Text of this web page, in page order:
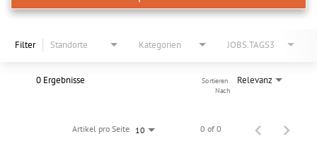
Filter Standorte Kategorien JOBS.TAGS3
0 Ergebnisse Relevanz
Sortieren
Nach
Artikel pro Seite 10 0 of 0